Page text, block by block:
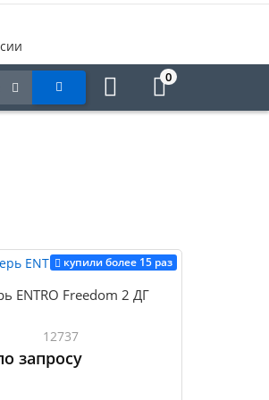
0
купили более 15 раз
ENTRO Freedom 2 ДГ
12737
запросу